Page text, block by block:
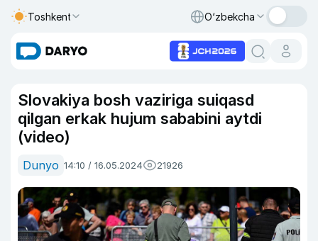
Toshkent O‘zbekcha
Slovakiya bosh vaziriga suiqasd
qilgan erkak hujum sababini aytdi
(video)
Dunyo 14:10 / 16.05.2024 21926